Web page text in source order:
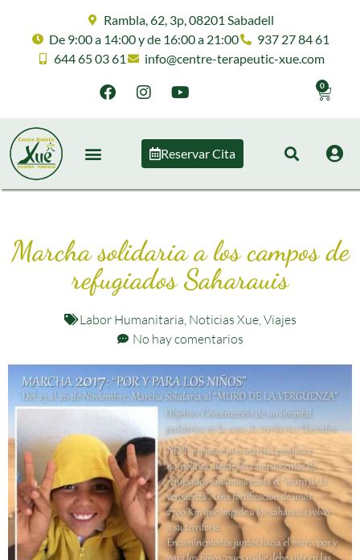
Rambla, 62, 3p, 08201 Sabadell
De 9:00 a 14:00 y de 16:00 a 21:00
937 27 84 61
644 65 03 61
info@centre-terapeutic-xue.com
0
Reservar Cita
Marcha solidaria a los campos de
refugiados Saharauis
Labor Humanitaria, Noticias Xue,Viajes
No hay comentarios